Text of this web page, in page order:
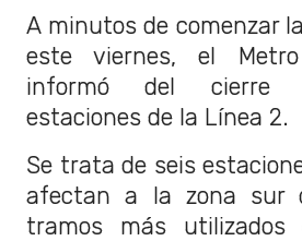
A minutos de comenzar
este viernes, el
informó del cierre
estaciones de la Línea 2.
Se trata de seis
afectan a la zona sur
tramos más utilizados